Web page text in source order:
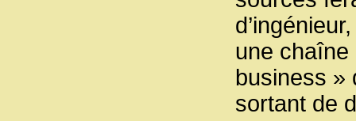
une chaîne
business »
sortant de